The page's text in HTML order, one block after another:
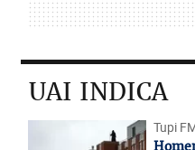
UAI INDICA
Tupi